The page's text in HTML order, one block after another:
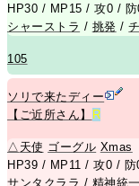
HP30 / MP15 / 攻0 /
シャーストラ / 挑発 /
105
ソリで来たディー
【ご近所さん】 R
△ 天使 ゴーグル Xmas
HP39 / MP11 / 攻0 /
サンタクララ / 精神統一